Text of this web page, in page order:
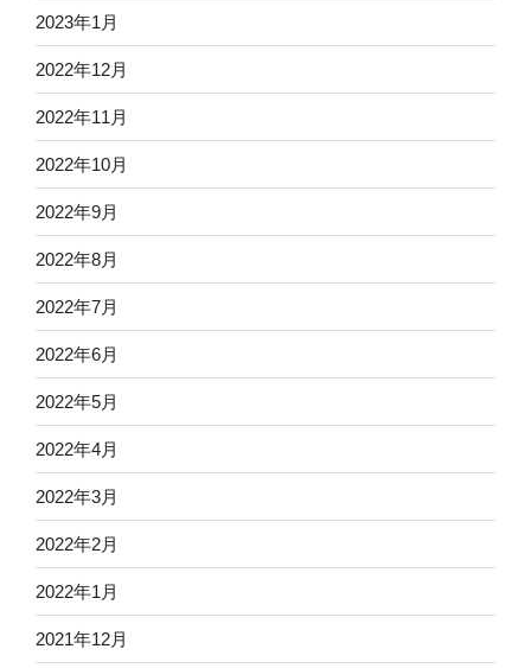
2023年1月
2022年12月
2022年11月
2022年10月
2022年9月
2022年8月
2022年7月
2022年6月
2022年5月
2022年4月
2022年3月
2022年2月
2022年1月
2021年12月